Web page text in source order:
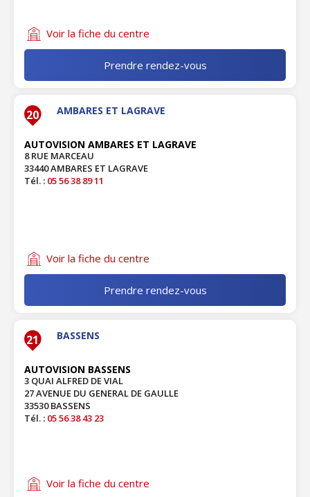
Voir la fiche du centre
Prendre rendez-vous
20 AMBARES ET LAGRAVE
AUTOVISION AMBARES ET LAGRAVE
8 RUE MARCEAU
33440 AMBARES ET LAGRAVE
Tél. : 05 56 38 89 11
Voir la fiche du centre
Prendre rendez-vous
21 BASSENS
AUTOVISION BASSENS
3 QUAI ALFRED DE VIAL
27 AVENUE DU GENERAL DE GAULLE
33530 BASSENS
Tél. : 05 56 38 43 23
Voir la fiche du centre